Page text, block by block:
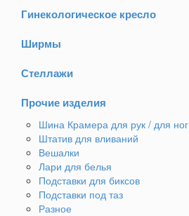
Гинекологическое кресло
Ширмы
Стеллажи
Прочие изделия
Шина Крамера для рук / для ног
Штатив для вливаний
Вешалки
Лари для белья
Подставки для биксов
Подставки под таз
Разное